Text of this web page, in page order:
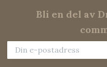
Bli en del av